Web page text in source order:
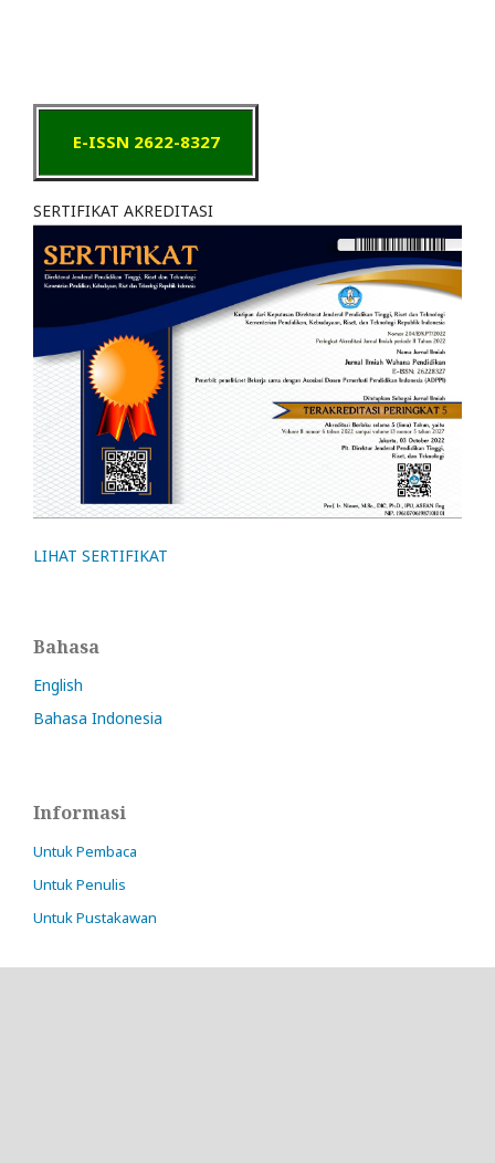
E-ISSN 2622-8327
SERTIFIKAT AKREDITASI
LIHAT SERTIFIKAT
Bahasa
English
Bahasa Indonesia
Informasi
Untuk Pembaca
Untuk Penulis
Untuk Pustakawan